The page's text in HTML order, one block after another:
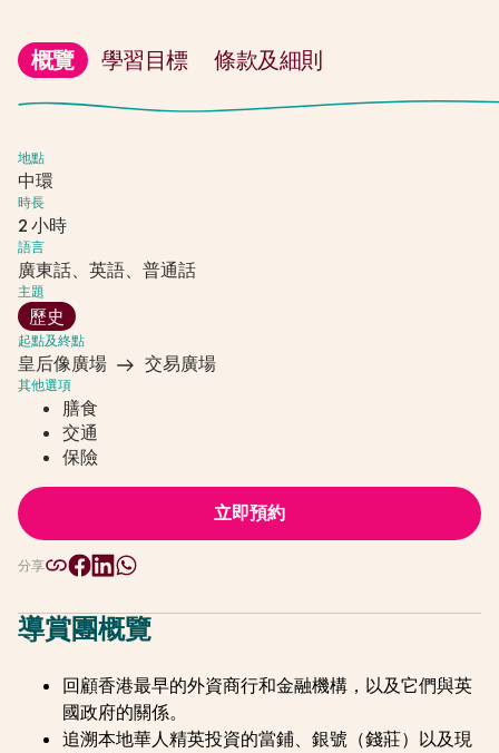
概覽 學習目標 條款及細則
導賞團概覽
回顧香港最早的外資商行和金融機構，以及它們與英
國政府的關係。
追溯本地華人精英投資的當鋪、銀號（錢莊）以及現
地點
中環
時長
2 小時
語言
廣東話、英語、普通話
主題
歷史
起點及終點
皇后像廣場 交易廣場
其他選項
膳食
交通
保險
立即預約
分享